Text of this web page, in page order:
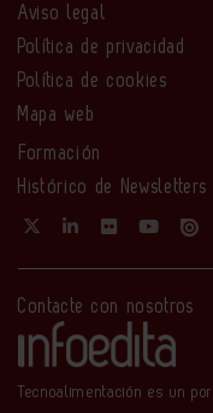
Aviso legal
Política de privacidad
Política de cookies
Mapa web
Formación
Histórico de Newsletters
Contacte con nosotros
Tecnoalimentación es un